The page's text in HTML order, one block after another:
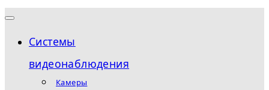
Системы
видеонаблюдения
Камеры